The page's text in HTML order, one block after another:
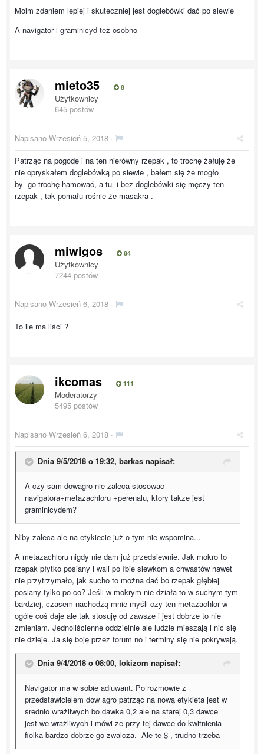
Moim zdaniem lepiej i skuteczniej jest doglebówki dać po siewie
A navigator i graminicyd też osobno
mieto35 8
Użytkownicy
645 postów
Napisano Wrzesień 5, 2018 ·
Patrząc na pogodę i na ten nierówny rzepak , to trochę żałuję że
nie opryskałem doglebówką po siewie , bałem się że mogło
by go trochę hamować, a tu i bez doglebówki się męczy ten
rzepak , tak pomału rośnie że masakra .
miwigos 84
Użytkownicy
7244 postów
Napisano Wrzesień 6, 2018 ·
To ile ma liści ?
ikcomas 111
Moderatorzy
5495 postów
Napisano Wrzesień 6, 2018 ·
Dnia 9/5/2018 o 19:32, barkas napisał:
A czy sam dowagro nie zaleca stosowac
navigatora+metazachloru +perenalu, ktory takze jest
graminicydem?
Niby zaleca ale na etykiecie już o tym nie wspomina...
A metazachloru nigdy nie dam już przedsiewnie. Jak mokro to
rzepak płytko posiany i wali po łbie siewkom a chwastów nawet
nie przytrzymało, jak sucho to można dać bo rzepak głębiej
posiany tylko po co? Jeśli w mokrym nie działa to w suchym tym
bardziej, czasem nachodzą mnie myśli czy ten metazachlor w
ogóle coś daje ale tak stosuję od zawsze i jest dobrze to nie
zmieniam. Jednoliścienne oddzielnie ale ludzie mieszają i nic się
nie dzieje. Ja się boję przez forum no i terminy się nie pokrywają.
Dnia 9/4/2018 o 08:00, lokizom napisał:
Navigator ma w sobie adiuwant. Po rozmowie z
przedstawicielem dow agro patrząc na nową etykieta jest w
średnio wrażliwych bo dawka 0,2 ale na starej 0,3 dawce
jest we wrażliwych i mówi ze przy tej dawce do kwitnienia
fiolka bardzo dobrze go zwalcza. Ale te $ , trudno trzeba